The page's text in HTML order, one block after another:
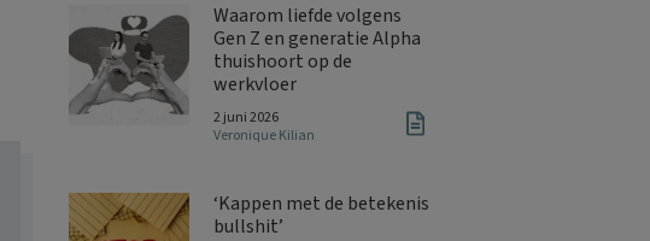
Waarom liefde volgens
Gen Z en generatie Alpha
thuishoort op de
werkvloer
2 juni 2026
Veronique Kilian
‘Kappen met de betekenis
bullshit’